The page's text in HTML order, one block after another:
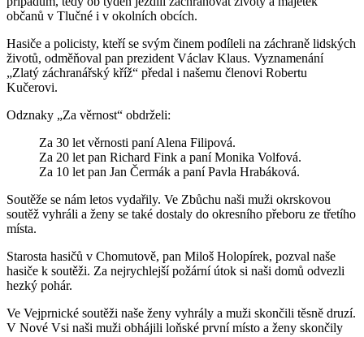
občanů v Tlučné i v okolních obcích.
Hasiče a policisty, kteří se svým činem podíleli na záchraně lidských
životů, odměňoval pan prezident Václav Klaus. Vyznamenání
„Zlatý záchranářský kříž“ předal i našemu členovi Robertu
Kučerovi.
Odznaky „Za věrnost“ obdrželi:
Za 30 let věrnosti paní Alena Filipová.
Za 20 let pan Richard Fink a paní Monika Volfová.
Za 10 let pan Jan Čermák a paní Pavla Hrabáková.
Soutěže se nám letos vydařily. Ve Zbůchu naši muži okrskovou
soutěž vyhráli a ženy se také dostaly do okresního přeboru ze třetího
místa.
Starosta hasičů v Chomutově, pan Miloš Holopírek, pozval naše
hasiče k soutěži. Za nejrychlejší požární útok si naši domů odvezli
hezký pohár.
Ve Vejprnické soutěži naše ženy vyhrály a muži skončili těsně druzí.
V Nové Vsi naši muži obhájili loňské první místo a ženy skončily